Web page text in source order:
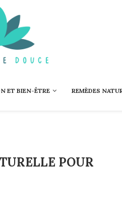
ET BIEN-ÊTRE REMÈDES
POUR